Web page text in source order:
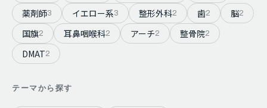
薬剤師3 イエロー系3 整形外科2 歯2 脳2
国旗2 耳鼻咽喉科2 アーチ2 整骨院2
DMAT2
テーマから探す